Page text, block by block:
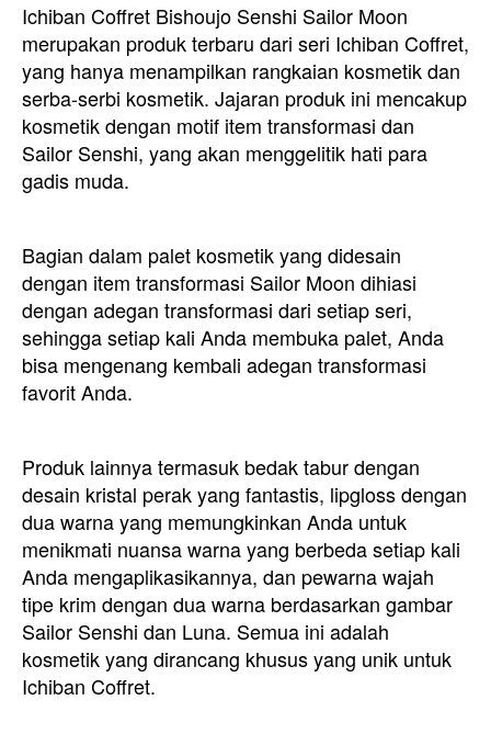
Ichiban Coffret Bishoujo Senshi Sailor Moon
merupakan produk terbaru dari seri Ichiban Coffret,
yang hanya menampilkan rangkaian kosmetik dan
serba-serbi kosmetik. Jajaran produk ini mencakup
kosmetik dengan motif item transformasi dan
Sailor Senshi, yang akan menggelitik hati para
gadis muda.
Bagian dalam palet kosmetik yang didesain
dengan item transformasi Sailor Moon dihiasi
dengan adegan transformasi dari setiap seri,
sehingga setiap kali Anda membuka palet, Anda
bisa mengenang kembali adegan transformasi
favorit Anda.
Produk lainnya termasuk bedak tabur dengan
desain kristal perak yang fantastis, lipgloss dengan
dua warna yang memungkinkan Anda untuk
menikmati nuansa warna yang berbeda setiap kali
Anda mengaplikasikannya, dan pewarna wajah
tipe krim dengan dua warna berdasarkan gambar
Sailor Senshi dan Luna. Semua ini adalah
kosmetik yang dirancang khusus yang unik untuk
Ichiban Coffret.